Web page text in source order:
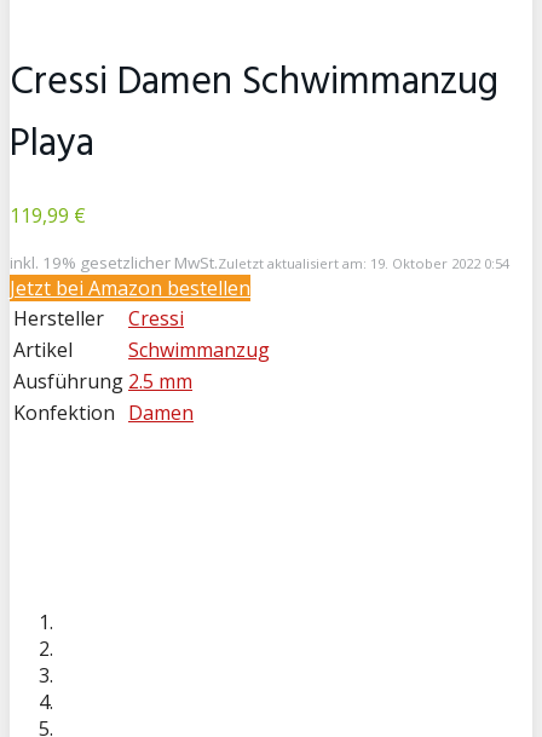
Cressi Damen Schwimmanzug
Playa
119,99 €
inkl. 19% gesetzlicher MwSt.Zuletzt aktualisiert am: 19. Oktober 2022 0:54
Jetzt bei Amazon bestellen
Hersteller
Cressi
Artikel
Schwimmanzug
Ausführung 2.5 mm
Konfektion Damen